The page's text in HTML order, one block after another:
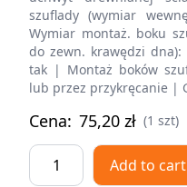
szuflady (wymiar
Wymiar montaż. boku
do zewn. krawędzi
tak | Montaż boków
lub przez przykręcanie |
Cena: 75,20 zł (1 szt)
Bok
szuflady
Add to cart